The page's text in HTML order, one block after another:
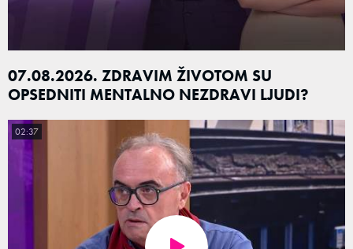
07.08.2026. ZDRAVIM ŽIVOTOM SU
OPSEDNITI MENTALNO NEZDRAVI LJUDI?
02:37